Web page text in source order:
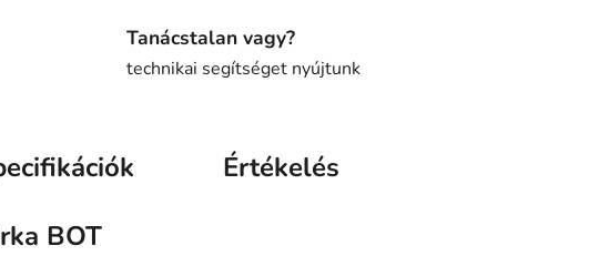
Tanácstalan vagy?
technikai segítséget nyújtunk
Értékelés
BOT